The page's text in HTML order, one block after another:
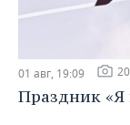
01 авг, 19:09 20
Праздник